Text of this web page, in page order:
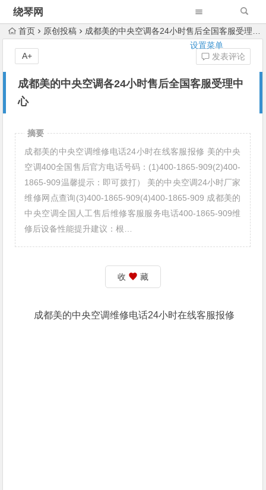
绕琴网
设置菜单
首页 原创投稿 成都美的中央空调各24小时售后全国客服受理中心
成都美的中央空调各24小时售后全国客服受理中
心
发表评论
A+
摘要
成都美的中央空调维修电话24小时在线客服报修 美的中央
空调400全国售后官方电话号码：(1)400-1865-909(2)400-
1865-909温馨提示：即可拨打） 美的中央空调24小时厂家
维修网点查询(3)400-1865-909(4)400-1865-909 成都美的
中央空调全国人工售后维修客服服务电话400-1865-909维
修后设备性能提升建议：根…
收 藏
成都美的中央空调维修电话24小时在线客服报修